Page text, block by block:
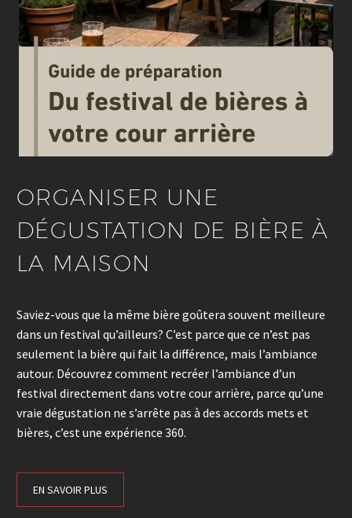
ORGANISER UNE
DÉGUSTATION DE BIÈRE À
LA MAISON
Saviez-vous que la même bière goûtera souvent meilleure
dans un festival qu’ailleurs? C’est parce que ce n’est pas
seulement la bière qui fait la différence, mais l’ambiance
autour. Découvrez comment recréer l’ambiance d’un
festival directement dans votre cour arrière, parce qu’une
vraie dégustation ne s’arrête pas à des accords mets et
bières, c’est une expérience 360.
EN SAVOIR PLUS